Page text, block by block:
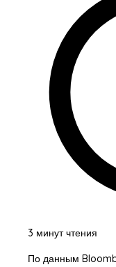
3 минут чтения
По данным